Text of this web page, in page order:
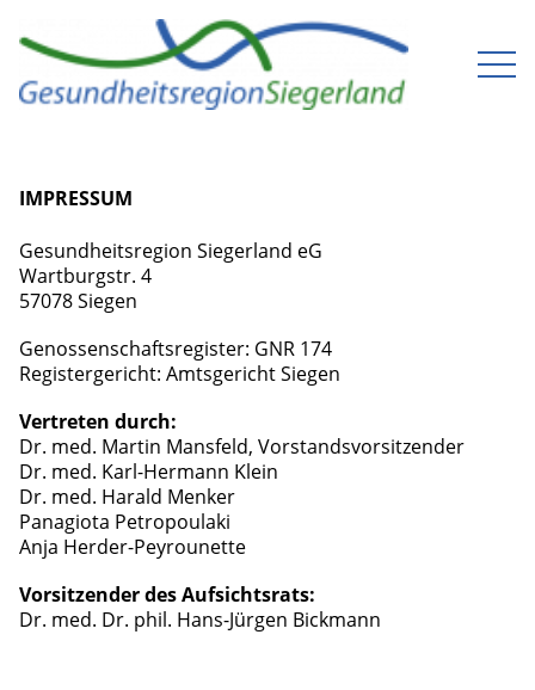
IMPRESSUM
Gesundheitsregion Siegerland eG
Wartburgstr. 4
57078 Siegen
Genossenschaftsregister: GNR 174
Registergericht: Amtsgericht Siegen
Vertreten durch:
Dr. med. Martin Mansfeld, Vorstandsvorsitzender
Dr. med. Karl-Hermann Klein
Dr. med. Harald Menker
Panagiota Petropoulaki
Anja Herder-Peyrounette
Vorsitzender des Aufsichtsrats:
Dr. med. Dr. phil. Hans-Jürgen Bickmann